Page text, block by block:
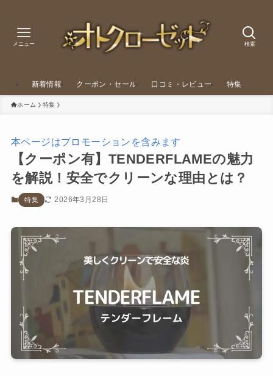
検索
メニュー
新着情報 クーポン・セール 口コミ・レビュー 特集
ホーム 特集
本ページはプロモーションを含みます
【クーポン有】TENDERFLAMEの魅力
を解説！安全でクリーンな理由とは？
特集 2026年3月28日